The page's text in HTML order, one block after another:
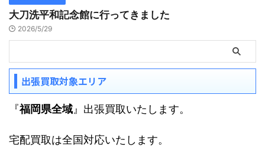
大刀洗平和記念館に行ってきました
2026/5/29
出張買取対象エリア
『福岡県全域 』出張買取いたします。
宅配買取は全国対応いたします。